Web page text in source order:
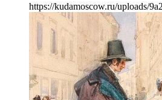
https://kudamoscow.ru/uploads/